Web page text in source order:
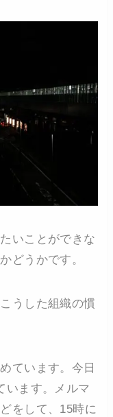
いことができな
どうかです。
うした組織の慣
ています。今日
います。メルマ
をして、15時に